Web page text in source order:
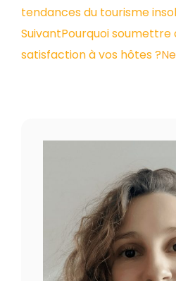
tendances du tourisme
SuivantPourquoi soumettre
satisfaction à vos hôtes ?